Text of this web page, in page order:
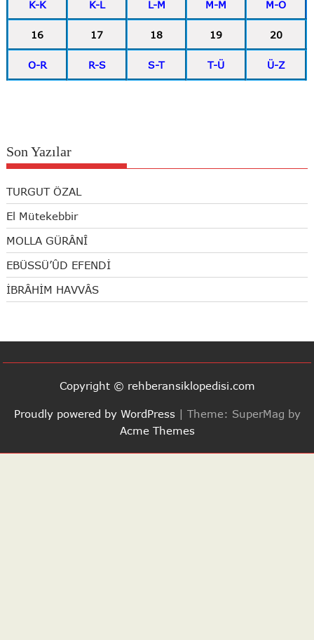
K-K K-L L-M M-M M-O
16 17 18 19 20
O-R R-S S-T T-Ü Ü-Z
Son Yazılar
TURGUT ÖZAL
El Mütekebbir
MOLLA GÜRÂNÎ
EBÜSSÜ’ÛD EFENDİ
İBRÂHİM HAVVÂS
Copyright © rehberansiklopedisi.com
Proudly powered by WordPress | Theme: SuperMag by
Acme Themes